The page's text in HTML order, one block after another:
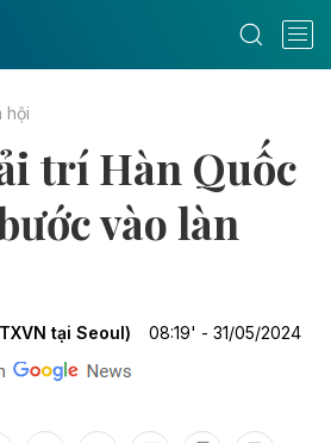
hội
trí Hàn Quốc
vào làn
tại Seoul) 08:19' - 31/05/2024